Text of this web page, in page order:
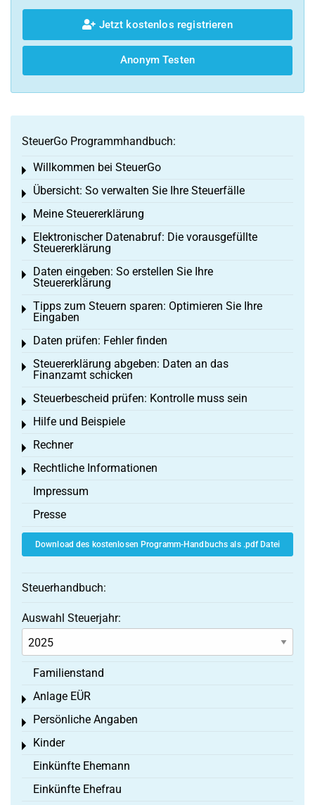
Jetzt kostenlos registrieren
Anonym Testen
SteuerGo Programmhandbuch:
Willkommen bei SteuerGo
Toggle menu
Übersicht: So verwalten Sie Ihre Steuerfälle
Toggle menu
Meine Steuererklärung
Toggle menu
Elektronischer Datenabruf: Die vorausgefüllte
Steuererklärung
Toggle menu
Daten eingeben: So erstellen Sie Ihre
Steuererklärung
Toggle menu
Tipps zum Steuern sparen: Optimieren Sie Ihre
Eingaben
Toggle menu
Daten prüfen: Fehler finden
Toggle menu
Steuererklärung abgeben: Daten an das
Finanzamt schicken
Toggle menu
Steuerbescheid prüfen: Kontrolle muss sein
Toggle menu
Hilfe und Beispiele
Toggle menu
Rechner
Toggle menu
Rechtliche Informationen
Toggle menu
Impressum
Presse
Download des kostenlosen Programm-Handbuchs als .pdf Datei
Steuerhandbuch:
Auswahl Steuerjahr:
Familienstand
Anlage EÜR
Toggle menu
Persönliche Angaben
Toggle menu
Kinder
Toggle menu
Einkünfte Ehemann
Einkünfte Ehefrau